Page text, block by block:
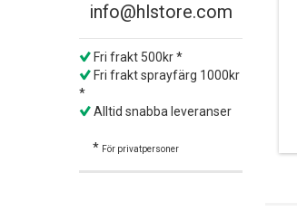
info@hlstore.com
Fri frakt 500kr *
Fri frakt sprayfärg 1000kr
*
Alltid snabba leveranser
* För privatpersoner